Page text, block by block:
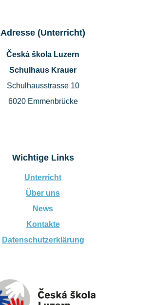
Adresse (Unterricht)
Česká škola Luzern
Schulhaus Krauer
Schulhausstrasse 10
6020 Emmenbrücke
Wichtige Links
Unterricht
Über uns
News
Kontakte
Datenschutzerklärung